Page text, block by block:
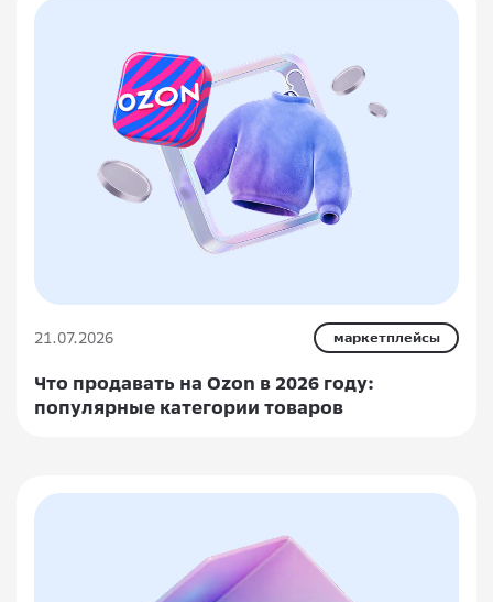
21.07.2026 маркетплейсы
Что продавать на Ozon в 2026 году:
популярные категории товаров